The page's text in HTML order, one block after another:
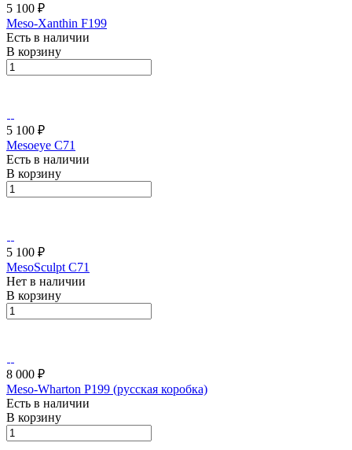
5 100 ₽
Meso-Xanthin F199
Есть в наличии
В корзину
5 100 ₽
Mesoeye C71
Есть в наличии
В корзину
5 100 ₽
MesoSculpt C71
Нет в наличии
В корзину
8 000 ₽
Meso-Wharton P199 (русская коробка)
Есть в наличии
В корзину